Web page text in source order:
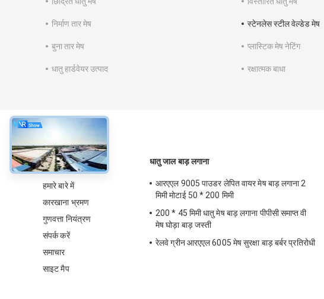
निर्माण तार मेष स्टेनलेस स्टील वेल्डेड मेष
बुना तार मेष प्लास्टिक मेष नेटिंग
धातु हार्डवेयर उत्पाद रक्षात्मक बाधा
के बारे में
हमारे बारे में
कारखाना भ्रमण
गुणवत्ता नियंत्रण
संपर्क करें
समाचार
साइट मैप
धातु जाल बाड़ लगाना
आरएएल 9005 पाउडर लेपित वायर मेष बाड़ लगाना 2
मिमी मोटाई 50 * 200 मिमी
200 * 45 मिमी धातु मेष बाड़ लगाना पीपीसी समाप्त वी
मेष घोड़ा बाड़ जस्ती
रेलवे ग्रीन आरएएल 6005 मेष सुरक्षा बाड़ बर्बर प्रतिरोधी